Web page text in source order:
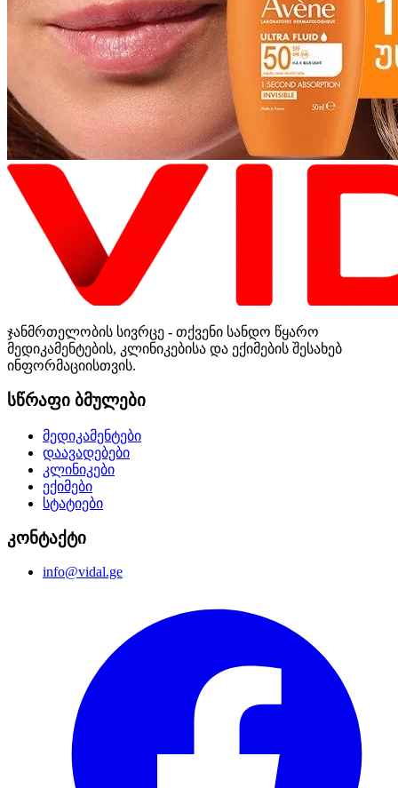
ჯანმრთელობის სივრცე - თქვენი სანდო წყარო
მედიკამენტების, კლინიკებისა და ექიმების შესახებ
ინფორმაციისთვის.
სწრაფი ბმულები
მედიკამენტები
დაავადებები
კლინიკები
ექიმები
სტატიები
კონტაქტი
info@vidal.ge